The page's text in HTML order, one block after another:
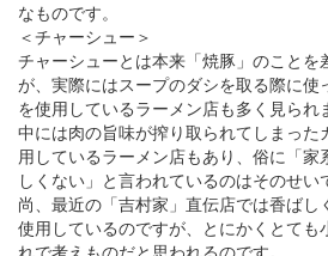
なものです。
＜チャーシュー＞
チャーシューとは本来「焼豚」のことを
が、実際にはスープのダシを取る際に使
を使用しているラーメン店も多く見られ
中には肉の旨味が搾り取られてしまった
用しているラーメン店もあり、俗に「
しくない」と言われているのはそのせい
尚、最近の「吉村家」直伝店では香ばし
使用しているのですが、とにかくとても
れで考えものだと思われるのです。